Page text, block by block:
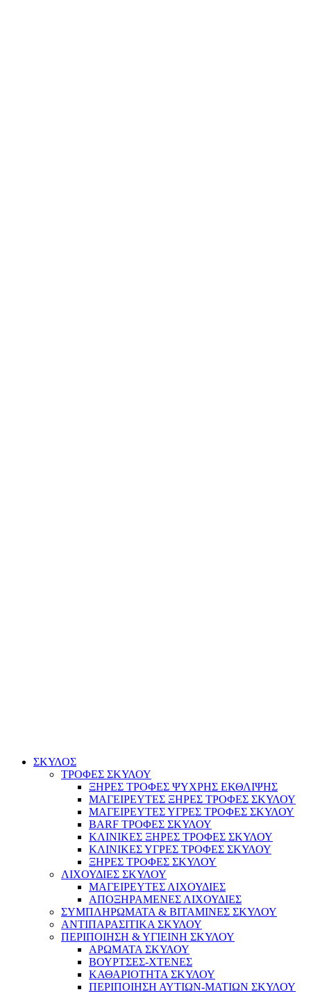
ΣΚΥΛΟΣ
ΤΡΟΦΕΣ ΣΚΥΛΟΥ
ΞΗΡΕΣ ΤΡΟΦΕΣ ΨΥΧΡΗΣ ΕΚΘΛΙΨΗΣ
ΜΑΓΕΙΡΕΥΤΕΣ ΞΗΡΕΣ ΤΡΟΦΕΣ ΣΚΥΛΟΥ
ΜΑΓΕΙΡΕΥΤΕΣ ΥΓΡΕΣ ΤΡΟΦΕΣ ΣΚΥΛΟΥ
BARF ΤΡΟΦΕΣ ΣΚΥΛΟΥ
ΚΛΙΝΙΚΕΣ ΞΗΡΕΣ ΤΡΟΦΕΣ ΣΚΥΛΟΥ
ΚΛΙΝΙΚΕΣ ΥΓΡΕΣ ΤΡΟΦΕΣ ΣΚΥΛΟΥ
ΞΗΡΕΣ ΤΡΟΦΕΣ ΣΚΥΛΟΥ
ΛΙΧΟΥΔΙΕΣ ΣΚΥΛΟΥ
ΜΑΓΕΙΡΕΥΤΕΣ ΛΙΧΟΥΔΙΕΣ
ΑΠΟΞΗΡΑΜΕΝΕΣ ΛΙΧΟΥΔΙΕΣ
ΣΥΜΠΛΗΡΩΜΑΤΑ & ΒΙΤΑΜΙΝΕΣ ΣΚΥΛΟΥ
ΑΝΤΙΠΑΡΑΣΙΤΙΚΑ ΣΚΥΛΟΥ
ΠΕΡΙΠΟΙΗΣΗ & ΥΓΙΕΙΝΗ ΣΚΥΛΟΥ
ΑΡΩΜΑΤΑ ΣΚΥΛΟΥ
ΒΟΥΡΤΣΕΣ-ΧΤΕΝΕΣ
ΚΑΘΑΡΙΟΤΗΤΑ ΣΚΥΛΟΥ
ΠΕΡΙΠΟΙΗΣΗ ΑΥΤΙΩΝ-ΜΑΤΙΩΝ ΣΚΥΛΟΥ